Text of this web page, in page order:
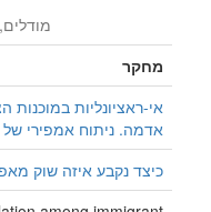
מחקר
אי-ראציונליות במוכנות
אדמה. ניתוח אמפירי
כיצד נקבע איזה שוק